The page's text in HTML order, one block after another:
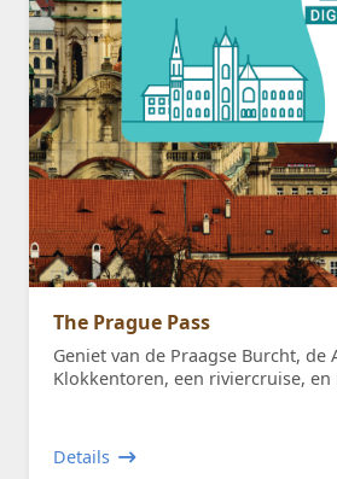
The Prague Pass
Geniet van de Praagse Burcht, de
Klokkentoren, een riviercruise, en
Details